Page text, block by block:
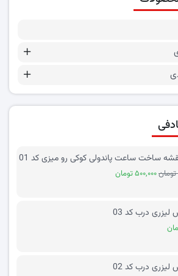
ساخت ساعت پاندولی کوکی رو میزی کد 01
۵۰۰,۰۰۰ تومان
درب کد 03
درب کد 02